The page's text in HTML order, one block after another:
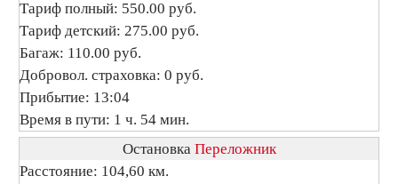
Тариф полный: 550.00 руб.
Тариф детский: 275.00 руб.
Багаж: 110.00 руб.
Добровол. страховка: 0 руб.
Прибытие: 13:04
Время в пути: 1 ч. 54 мин.
Остановка Переложник
Расстояние: 104,60 км.